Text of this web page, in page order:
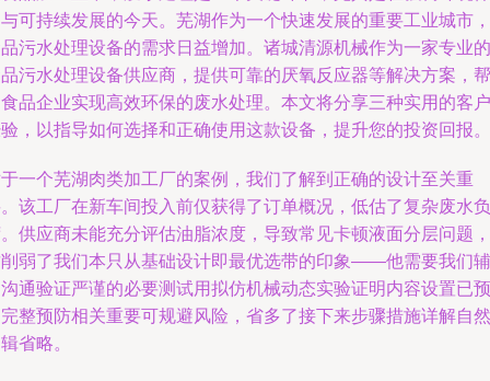
可持续发展的今天。芜湖作为一个快速发展的重要工业城市，
污水处理设备的需求日益增加。诸城清源机械作为一家专业的
污水处理设备供应商，提供可靠的厌氧反应器等解决方案，帮
品企业实现高效环保的废水处理。本文将分享三种实用的客户
，以指导如何选择和正确使用这款设备，提升您的投资回报。
一个芜湖肉类加工厂的案例，我们了解到正确的设计至关重
该工厂在新车间投入前仅获得了订单概况，低估了复杂废水负
供应商未能充分评估油脂浓度，导致常见卡顿液面分层问题，
弱了我们本只从基础设计即最优选带的印象——他需要我们辅
通验证严谨的必要测试用拟仿机械动态实验证明内容设置已预
整预防相关重要可规避风险，省多了接下来步骤措施详解自然
省略。